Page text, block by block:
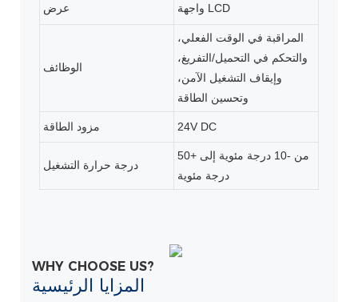
عرض واجهة LCD
الوظائف
المراقبة في الوقت الفعلي،
والتحكم في التحميل/التفريغ،
وإيقاف التشغيل الآمن،
وتحسين الطاقة
مزود الطاقة 24V DC
درجة حرارة التشغيل
من -10 درجة مئوية إلى +50
درجة مئوية
WHY CHOOSE US?
المزايا الرئيسية